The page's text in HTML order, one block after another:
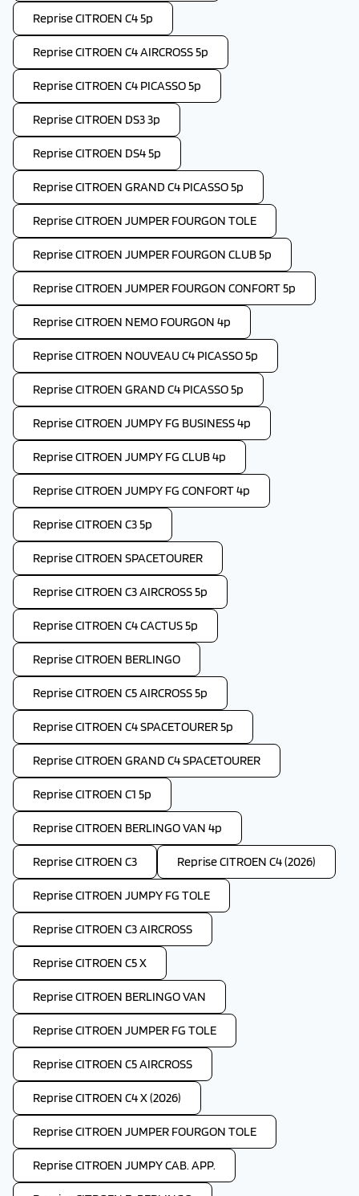
Reprise CITROEN C4 5p
Reprise CITROEN C4 AIRCROSS 5p
Reprise CITROEN C4 PICASSO 5p
Reprise CITROEN DS3 3p
Reprise CITROEN DS4 5p
Reprise CITROEN GRAND C4 PICASSO 5p
Reprise CITROEN JUMPER FOURGON TOLE
Reprise CITROEN JUMPER FOURGON CLUB 5p
Reprise CITROEN JUMPER FOURGON CONFORT 5p
Reprise CITROEN NEMO FOURGON 4p
Reprise CITROEN NOUVEAU C4 PICASSO 5p
Reprise CITROEN GRAND C4 PICASSO 5p
Reprise CITROEN JUMPY FG BUSINESS 4p
Reprise CITROEN JUMPY FG CLUB 4p
Reprise CITROEN JUMPY FG CONFORT 4p
Reprise CITROEN C3 5p
Reprise CITROEN SPACETOURER
Reprise CITROEN C3 AIRCROSS 5p
Reprise CITROEN C4 CACTUS 5p
Reprise CITROEN BERLINGO
Reprise CITROEN C5 AIRCROSS 5p
Reprise CITROEN C4 SPACETOURER 5p
Reprise CITROEN GRAND C4 SPACETOURER
Reprise CITROEN C1 5p
Reprise CITROEN BERLINGO VAN 4p
Reprise CITROEN C3 Reprise CITROEN C4 (2026)
Reprise CITROEN JUMPY FG TOLE
Reprise CITROEN C3 AIRCROSS
Reprise CITROEN C5 X
Reprise CITROEN BERLINGO VAN
Reprise CITROEN JUMPER FG TOLE
Reprise CITROEN C5 AIRCROSS
Reprise CITROEN C4 X (2026)
Reprise CITROEN JUMPER FOURGON TOLE
Reprise CITROEN JUMPY CAB. APP.